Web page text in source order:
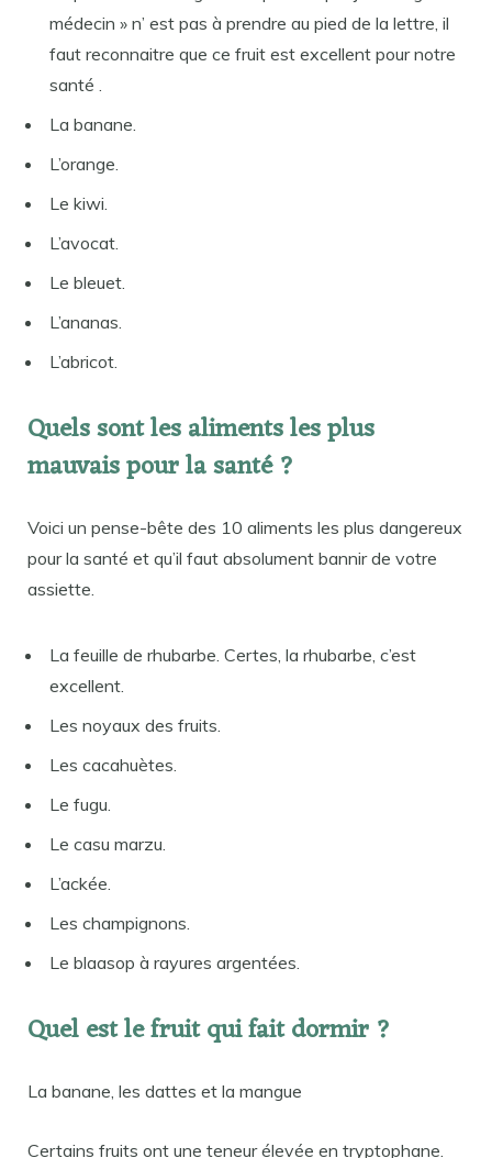
médecin » n’ est pas à prendre au pied de la lettre, il
faut reconnaitre que ce fruit est excellent pour notre
santé .
La banane.
L’orange.
Le kiwi.
L’avocat.
Le bleuet.
L’ananas.
L’abricot.
Quels sont les aliments les plus
mauvais pour la santé ?
Voici un pense-bête des 10 aliments les plus dangereux
pour la santé et qu’il faut absolument bannir de votre
assiette.
La feuille de rhubarbe. Certes, la rhubarbe, c’est
excellent.
Les noyaux des fruits.
Les cacahuètes.
Le fugu.
Le casu marzu.
L’ackée.
Les champignons.
Le blaasop à rayures argentées.
Quel est le fruit qui fait dormir ?
La banane, les dattes et la mangue
Certains fruits ont une teneur élevée en tryptophane.